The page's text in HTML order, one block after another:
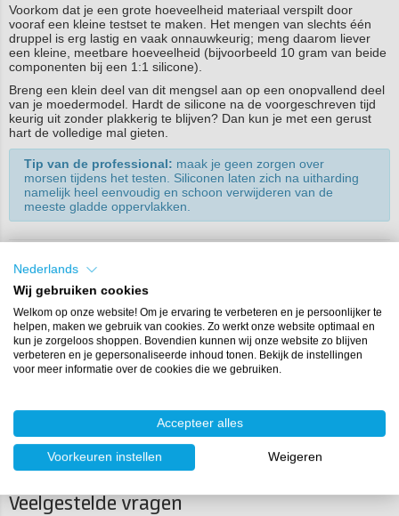
Voorkom dat je een grote hoeveelheid materiaal verspilt door
vooraf een kleine testset te maken. Het mengen van slechts één
druppel is erg lastig en vaak onnauwkeurig; meng daarom liever
een kleine, meetbare hoeveelheid (bijvoorbeeld 10 gram van beide
componenten bij een 1:1 silicone).
Breng een klein deel van dit mengsel aan op een onopvallend deel
van je moedermodel. Hardt de silicone na de voorgeschreven tijd
keurig uit zonder plakkerig te blijven? Dan kun je met een gerust
hart de volledige mal gieten.
Tip van de professional: maak je geen zorgen over
morsen tijdens het testen. Siliconen laten zich na uitharding
namelijk heel eenvoudig en schoon verwijderen van de
meeste gladde oppervlakken.
Hulp nodig?
specifieke vraag over jouw unieke project? Geen zorgen, de
experts van Polyestershoppen staan voor je klaar. Of het nu gaat
om de juiste Shore-hardheid, het voorkomen van cure inhibitie of
technisch advies voor industriële toepassingen: wij helpen je graag
op weg naar een perfect eindresultaat.
nog meer diepgaande informatie of neem direct
met ons op
voor persoonlijk advies via telefoon, chat of e-mail. Samen maken
we van jouw project een succes!
Veelgestelde vragen
Nederlands
Wij gebruiken cookies
Welkom op onze website! Om je ervaring te verbeteren en je persoonlijker te
helpen, maken we gebruik van cookies. Zo werkt onze website optimaal en
kun je zorgeloos shoppen. Bovendien kunnen wij onze website zo blijven
verbeteren en je gepersonaliseerde inhoud tonen. Bekijk de instellingen
voor meer informatie over de cookies die we gebruiken.
Accepteer alles
Voorkeuren instellen Weigeren